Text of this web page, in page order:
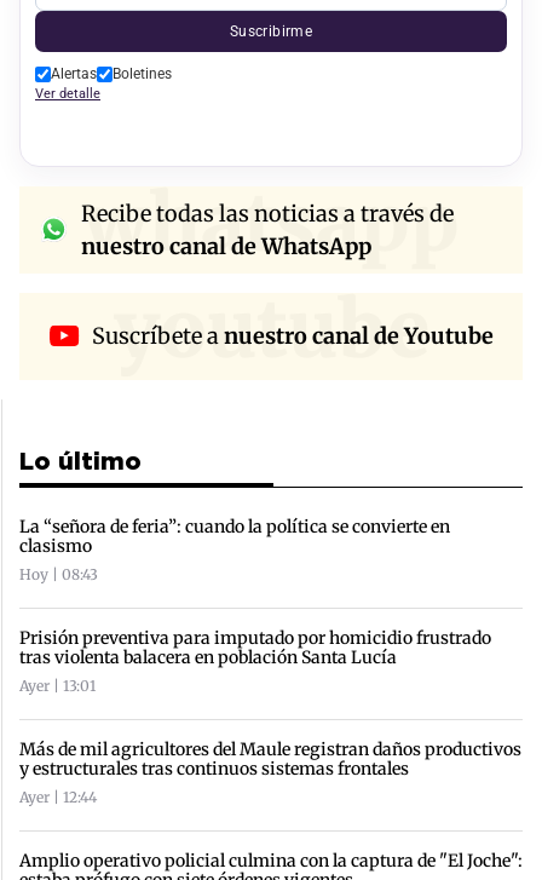
Suscribirme
Alertas Boletines
Ver detalle
whatsapp
Recibe todas las noticias a través de
nuestro canal de WhatsApp
youtube
Suscríbete anuestro canal de Youtube
Lo último
La “señora de feria”: cuando la política se convierte en
clasismo
Hoy | 08:43
Prisión preventiva para imputado por homicidio frustrado
tras violenta balacera en población Santa Lucía
Ayer | 13:01
Más de mil agricultores del Maule registran daños productivos
y estructurales tras continuos sistemas frontales
Ayer | 12:44
Amplio operativo policial culmina con la captura de "El Joche":